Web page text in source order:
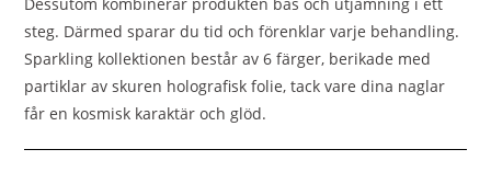
steg. Därmed sparar du tid och förenklar varje behandling.
Sparkling kollektionen består av 6 färger, berikade med
partiklar av skuren holografisk folie, tack vare dina naglar
får en kosmisk karaktär och glöd.